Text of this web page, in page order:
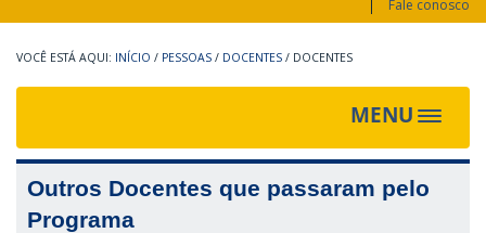
Fale conosco
INÍCIO / PESSOAS / DOCENTES / DOCENTES
MENU
Toggle
Outros Docentes que passaram pelo
Programa